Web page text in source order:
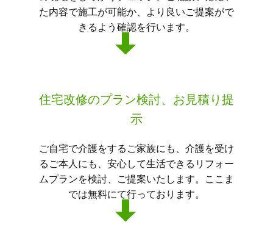
た内容で施工が可能か、より良いご提案がで
きるよう確認を行います。
住宅改修のプラン検討、お見積り提
示
ご自宅で介護をするご家族にも、介護を受け
るご本人にも、安心して生活できるリフォー
ムプランを検討、ご提案いたします。ここま
では無料にて行っております。